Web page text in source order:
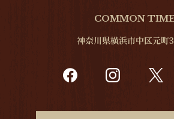
COMMON
神奈川県横浜市中区元町